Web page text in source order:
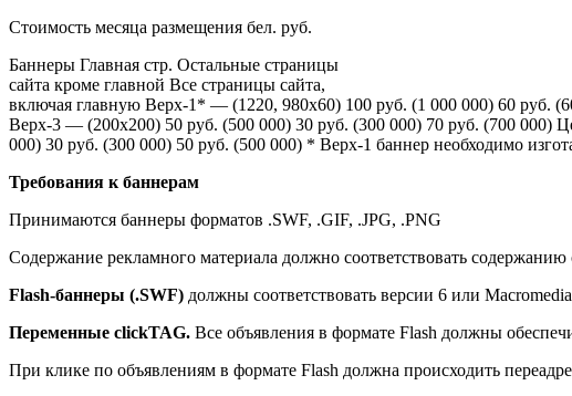
Стоимость месяца размещения бел. руб.
Баннеры Главная стр. Остальные страницы
сайта кроме главной Все страницы сайта,
включая главную Верх-1* — (1220, 980x60) 100 руб. (1 000 000) 60 руб.
Верх-3 — (200х200) 50 руб. (500 000) 30 руб. (300 000) 70 руб. (700
000) 30 руб. (300 000) 50 руб. (500 000) * Верх-1 баннер необходимо
Требования к баннерам
Принимаются баннеры форматов .SWF, .GIF, .JPG, .PNG
Содержание рекламного материала должно соответствовать
Flash-баннеры (.SWF) должны соответствовать версии 6 или
Переменные clickTAG. Все объявления в формате Flash должны
При клике по объявлениям в формате Flash должна происходить